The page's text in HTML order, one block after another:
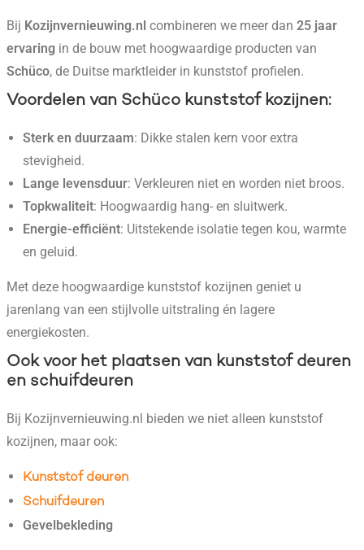
Bij Kozijnvernieuwing.nl combineren we meer dan 25 jaar
ervaring in de bouw met hoogwaardige producten van
Schüco, de Duitse marktleider in kunststof profielen.
Voordelen van Schüco kunststof kozijnen:
Sterk en duurzaam: Dikke stalen kern voor extra
stevigheid.
Lange levensduur: Verkleuren niet en worden niet broos.
Topkwaliteit: Hoogwaardig hang- en sluitwerk.
Energie-efficiënt: Uitstekende isolatie tegen kou, warmte
en geluid.
Met deze hoogwaardige kunststof kozijnen geniet u
jarenlang van een stijlvolle uitstraling én lagere
energiekosten.
Ook voor het plaatsen van kunststof deuren
en schuifdeuren
Bij Kozijnvernieuwing.nl bieden we niet alleen kunststof
kozijnen, maar ook:
Kunststof deuren
Schuifdeuren
Gevelbekleding